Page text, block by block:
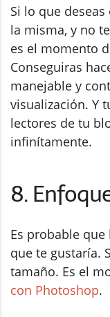
Si lo que
la misma, y no
es el momento
Conseguiras
manejable y
visualización. Y
lectores de tu
infinítamente.
8.
Es probable
que te gustaría.
tamaño. Es el
con Photoshop.